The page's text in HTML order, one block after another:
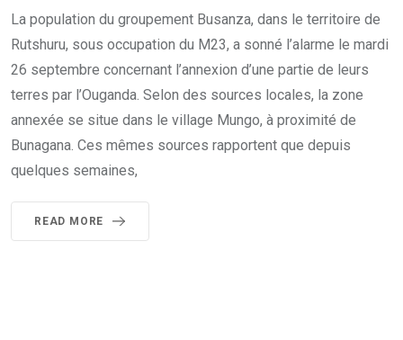
La population du groupement Busanza, dans le territoire de
Rutshuru, sous occupation du M23, a sonné l’alarme le mardi
26 septembre concernant l’annexion d’une partie de leurs
terres par l’Ouganda. Selon des sources locales, la zone
annexée se situe dans le village Mungo, à proximité de
Bunagana. Ces mêmes sources rapportent que depuis
quelques semaines,
READ MORE